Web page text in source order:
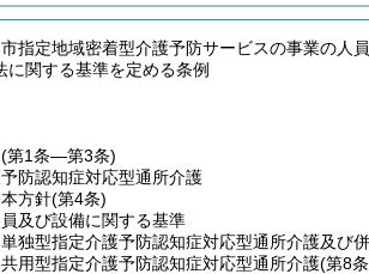
指定地域密着型介護予防サービスの事業の人
に関する基準を定める条例
(第1条―第3条)
防認知症対応型通所介護
方針(第4条)
員及び設備に関する基準
単独型指定介護予防認知症対応型通所介護及び
共用型指定介護予防認知症対応型通所介護(第8